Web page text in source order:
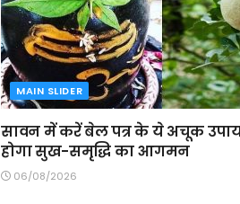
MAIN SLIDER
सावन में करें बेल पत्र के ये अचूक
होगा सुख-समृद्धि का आगमन
06/08/2026